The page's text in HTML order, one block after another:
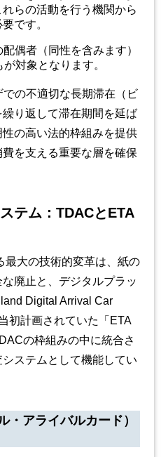
らの活動を行う機関から
です。
偶者（同性を含みます）
対象となります。
の不適切な長期滞在（ビ
り返して滞在期間を延ば
の高い法的枠組みを提供
を支える重要な層を確保
テム：TDACとETA
最大の技術的変革は、紙の
廃止と、デジタルプラッ
Digital Arrival Car
初計画されていた「ETA
の枠組みの中に統合さ
ステムとして機能してい
・アライバルカード）